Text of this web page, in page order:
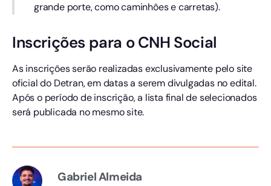
grande porte, como caminhões e carretas).
Inscrições para o CNH Social
As inscrições serão realizadas exclusivamente pelo site
oficial do Detran, em datas a serem divulgadas no edital.
Após o período de inscrição, a lista final de selecionados
será publicada no mesmo site.
Gabriel Almeida